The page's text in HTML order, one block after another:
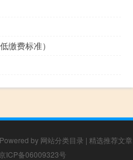
缴费标准）
by 网站分类目录 | 精选推荐文章
京ICP备06009323号